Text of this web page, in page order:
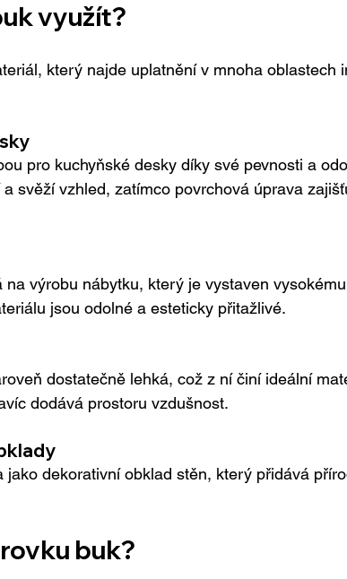
využít?
který najde uplatnění v mnoha oblastech
pro kuchyňské desky díky své pevnosti a
svěží vzhled, zatímco povrchová úprava
výrobu nábytku, který je vystaven
jsou odolné a esteticky přitažlivé.
dostatečně lehká, což z ní činí ideální
dodává prostoru vzdušnost.
jako dekorativní obklad stěn, který přidává
buk?